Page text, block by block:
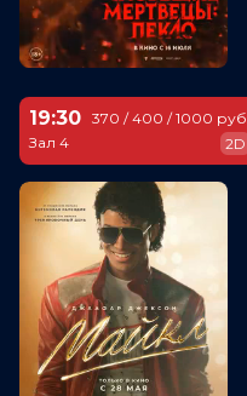
19:30
Зал 4
370 / 400 / 1000 руб.
2D